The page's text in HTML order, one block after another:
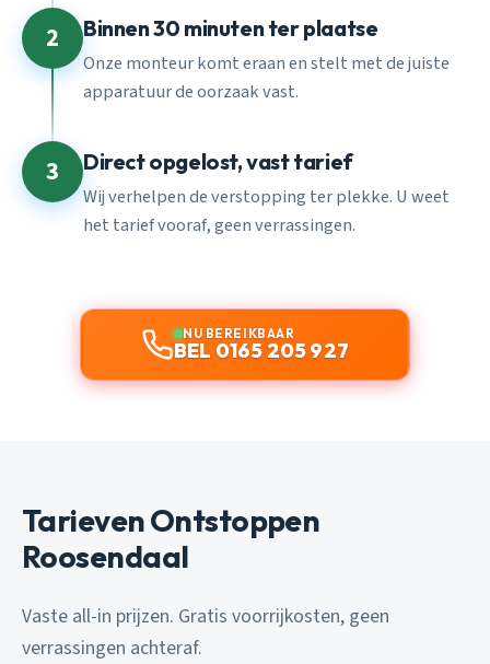
2 Binnen 30 minuten ter plaatse
Onze monteur komt eraan en stelt met de juiste
apparatuur de oorzaak vast.
3 Direct opgelost, vast tarief
Wij verhelpen de verstopping ter plekke. U weet
het tarief vooraf, geen verrassingen.
NU BEREIKBAAR
BEL 0165 205 927
Tarieven Ontstoppen
Roosendaal
Vaste all-in prijzen. Gratis voorrijkosten, geen
verrassingen achteraf.